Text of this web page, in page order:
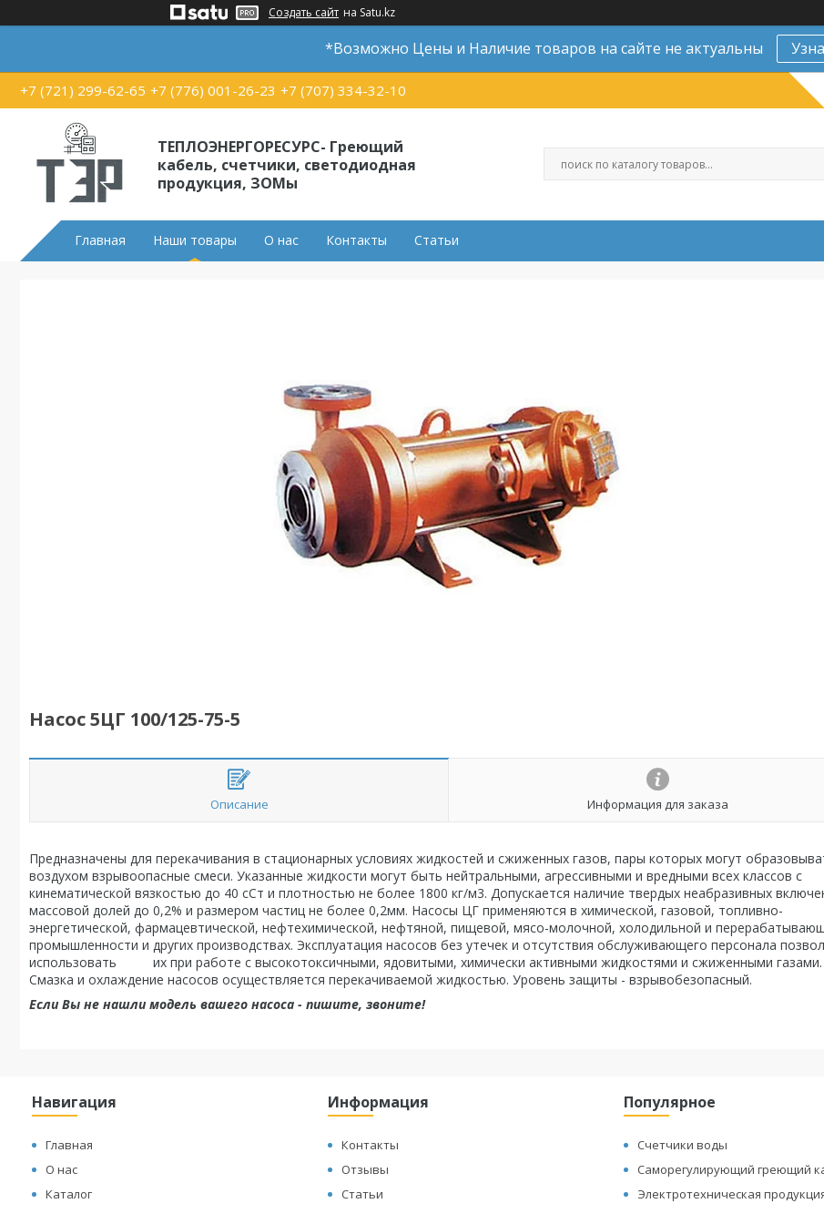
Создать сайт на Satu.kz
*Возможно Цены и Наличие товаров на сайте не актуальны
+7 (721) 299-62-65 +7 (776) 001-26-23 +7 (707) 334-32-10
ТЕПЛОЭНЕРГОРЕСУРС- Греющий
кабель, счетчики, светодиодная
продукция, ЗОМы
Главная Наши товары О нас Контакты Статьи
Насос 5ЦГ 100/125-75-5
Описание Информация для заказа
Предназначены для перекачивания в стационарных условиях жидкостей и сжиженных газов, пары которых могут
воздухом взрывоопасные смеси. Указанные жидкости могут быть нейтральными, агрессивными и вредными всех классов с
кинематической вязкостью до 40 сСт и плотностью не более 1800 кг/м3. Допускается наличие твердых неабразивных
массовой долей до 0,2% и размером частиц не более 0,2мм. Насосы ЦГ применяются в химической, газовой, топливно-
энергетической, фармацевтической, нефтехимической, нефтяной, пищевой, мясо-молочной, холодильной и
промышленности и других производствах. Эксплуатация насосов без утечек и отсутствия обслуживающего персонала
использовать их при работе с высокотоксичными, ядовитыми, химически активными жидкостями и сжиженными газами.
Смазка и охлаждение насосов осуществляется перекачиваемой жидкостью. Уровень защиты - взрывобезопасный.
Если Вы не нашли модель вашего насоса - пишите, звоните!
Навигация
Главная
О нас
Каталог
Информация
Контакты
Отзывы
Статьи
Популярное
Счетчики воды
Саморегулирующий греющий
Электротехническая